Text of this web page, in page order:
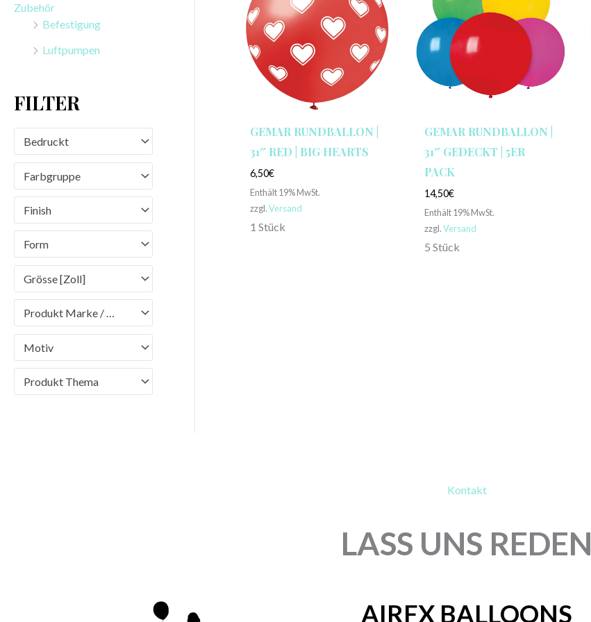
n
Zubehör
Befestigung
Luftpumpen
FILTER
Bedruckt
Farbgruppe
Finish
Form
Grösse [Zoll]
Produkt Marke / Brand
Motiv
Produkt Thema
GEMAR RUNDBALLON |
31″ RED | BIG HEARTS
6,50€
Enthält 19% MwSt.
zzgl.Versand
1 Stück
GEMAR RUNDBALLON |
31″ GEDECKT | 5ER
PACK
14,50€
Enthält 19% MwSt.
zzgl.Versand
5 Stück
Kontakt
LASS UNS REDEN
AIRFX BALLOONS